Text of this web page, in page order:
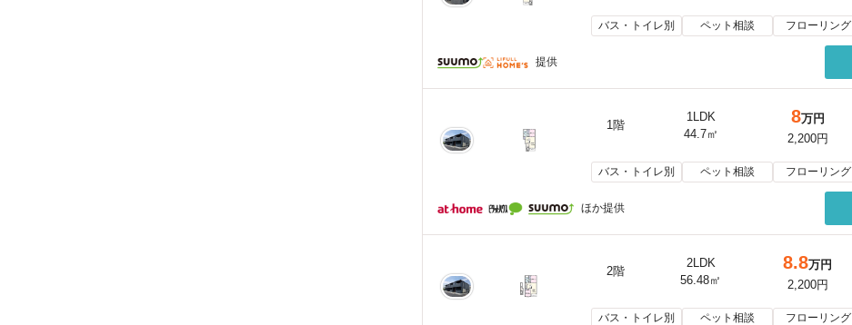
バス・トイレ別 ペット相談 フローリング
提供
1階
1LDK
44.7㎡
8万円
2,200円
バス・トイレ別 ペット相談 フローリング
ほか提供
2階
2LDK
56.48㎡
8.8万円
2,200円
バス・トイレ別 ペット相談 フローリング